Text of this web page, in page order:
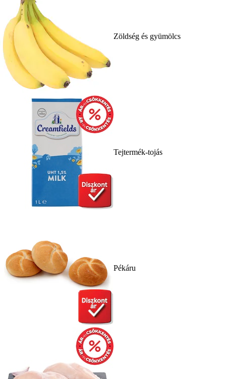
Zöldség és gyümölcs
Tejtermék-tojás
Pékáru